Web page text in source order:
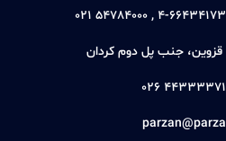
44333371 026